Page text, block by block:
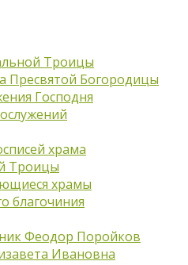
Троицы
Пресвятой Богородицы
Господня
храма
Троицы
храмы
благочиния
Феодор Поройков
Ивановна